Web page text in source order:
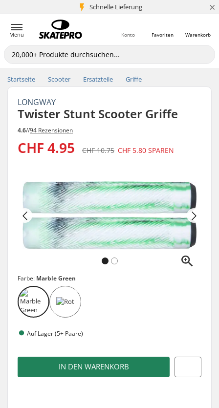
Schnelle Lieferung
5+ Mio. Kunden ×
Menü Warenkorb
Favoriten
Konto
Startseite Scooter Ersatzteile Griffe
LONGWAY
Twister Stunt Scooter Griffe
4.6//94 Rezensionen
CHF 4.95 CHF 10.75 CHF 5.80 SPAREN
Farbe: Marble Green
Auf Lager (5+ Paare)
IN DEN WARENKORB